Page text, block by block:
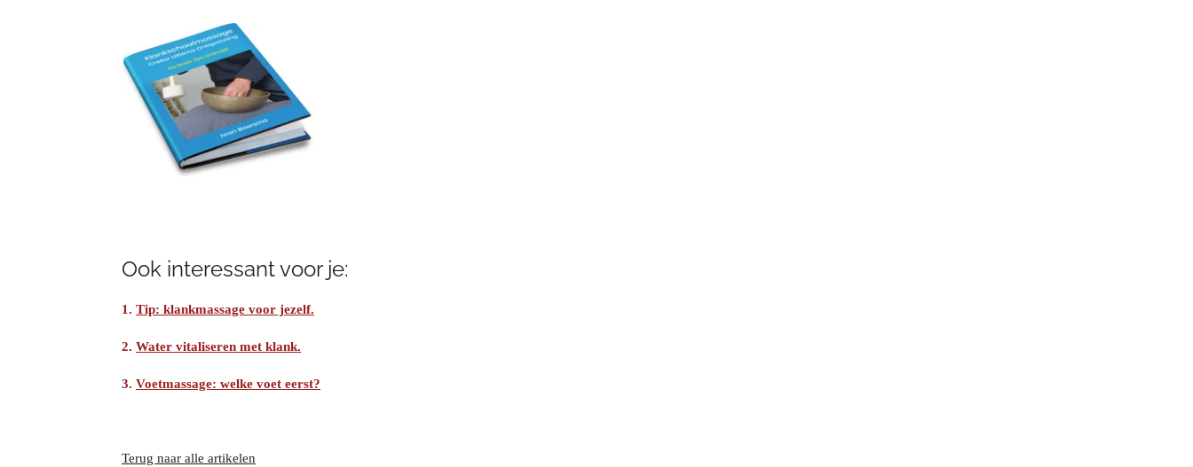
Ook interessant voor je:
1. Tip: klankmassage voor jezelf.
2. Water vitaliseren met klank.
3. Voetmassage: welke voet eerst?
Terug naar alle artikelen